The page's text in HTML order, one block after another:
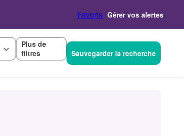
Favoris Gérer vos alertes
Plus de
filtres
Sauvegarder la recherche